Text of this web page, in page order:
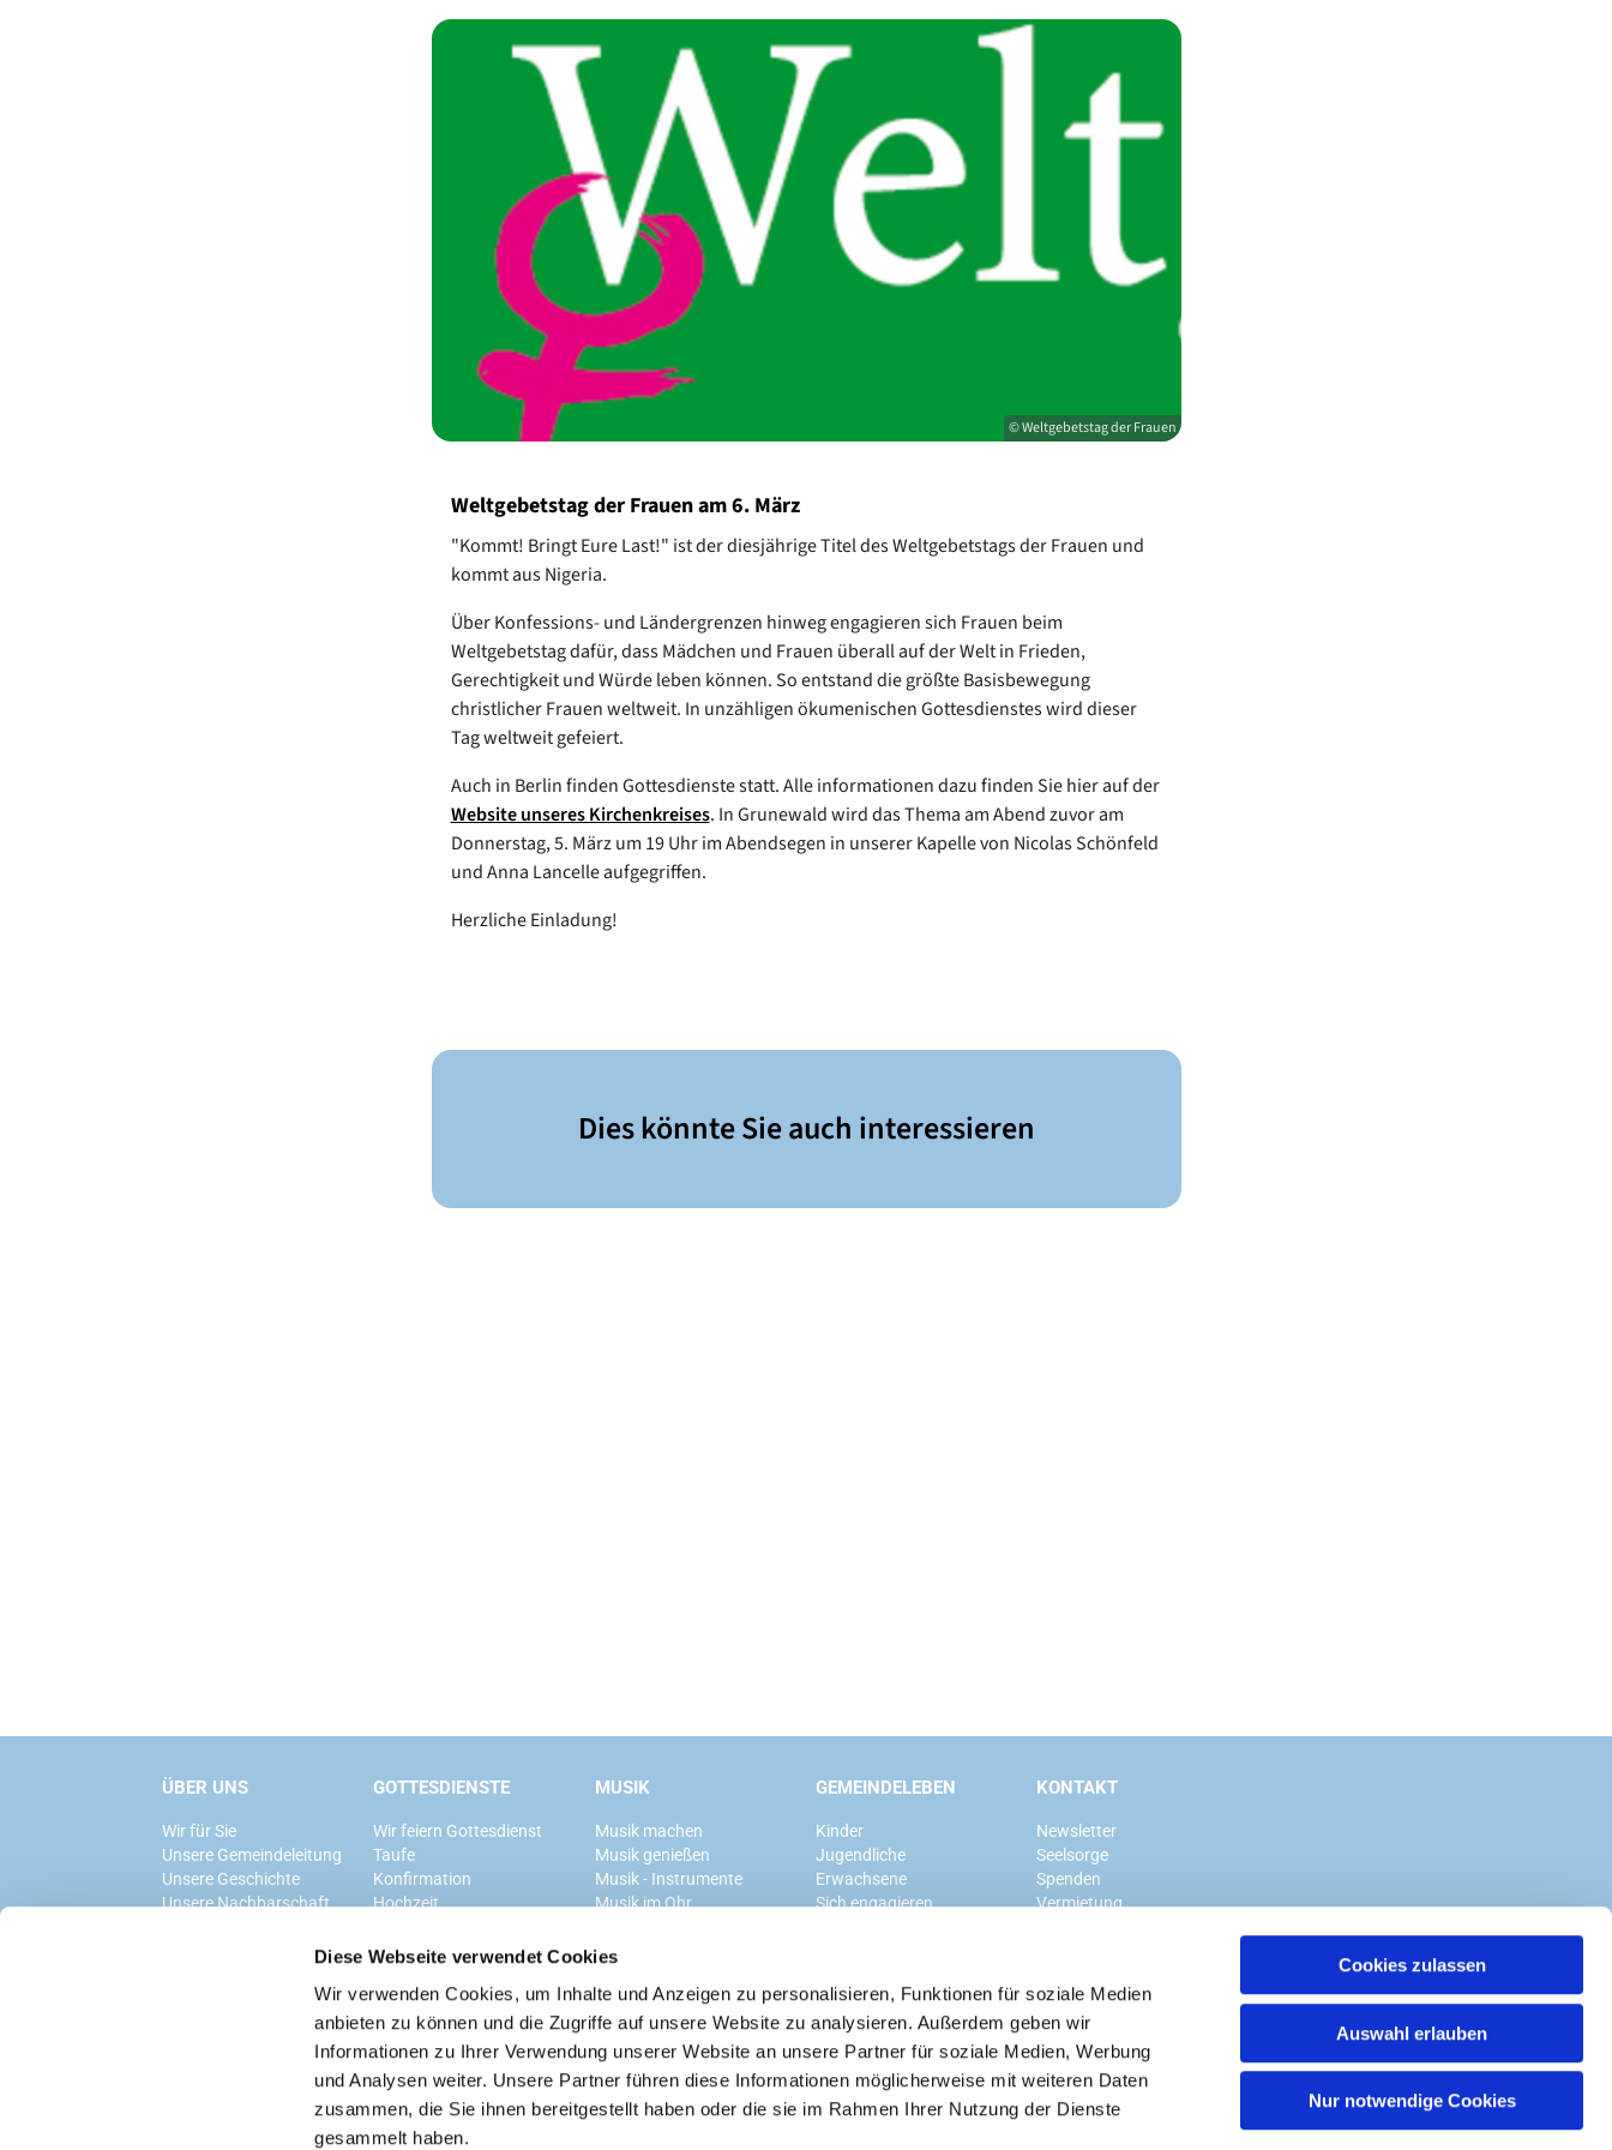
Diese Webseite verwendet Cookies
Wir verwenden Cookies, um Inhalte und Anzeigen zu personalisieren, Funktionen für soziale Medien
anbieten zu können und die Zugriffe auf unsere Website zu analysieren. Außerdem geben wir
Informationen zu Ihrer Verwendung unserer Website an unsere Partner für soziale Medien, Werbung
und Analysen weiter. Unsere Partner führen diese Informationen möglicherweise mit weiteren Daten
zusammen, die Sie ihnen bereitgestellt haben oder die sie im Rahmen Ihrer Nutzung der Dienste
gesammelt haben.
Cookies zulassen
Auswahl erlauben
Nur notwendige Cookies
© Weltgebetstag der Frauen
Weltgebetstag der Frauen am 6. März
"Kommt! Bringt Eure Last!" ist der diesjährige Titel des Weltgebetstags der Frauen und
kommt aus Nigeria.
Über Konfessions- und Ländergrenzen hinweg engagieren sich Frauen beim
Weltgebetstag dafür, dass Mädchen und Frauen überall auf der Welt in Frieden,
Gerechtigkeit und Würde leben können. So entstand die größte Basisbewegung
christlicher Frauen weltweit. In unzähligen ökumenischen Gottesdienstes wird dieser
Tag weltweit gefeiert.
Auch in Berlin finden Gottesdienste statt. Alle informationen dazu finden Sie hier auf der
Website unseres Kirchenkreises. In Grunewald wird das Thema am Abend zuvor am
Donnerstag, 5. März um 19 Uhr im Abendsegen in unserer Kapelle von Nicolas Schönfeld
und Anna Lancelle aufgegriffen.
Herzliche Einladung!
Dies könnte Sie auch interessieren
ÜBER UNS
Wir für Sie
Unsere Gemeindeleitung
Unsere Geschichte
Unsere Nachbarschaft
GOTTESDIENSTE
Wir feiern Gottesdienst
Taufe
Konfirmation
Hochzeit
MUSIK
Musik machen
Musik genießen
Musik - Instrumente
Musik im Ohr
GEMEINDELEBEN
Kinder
Jugendliche
Erwachsene
Sich engagieren
KONTAKT
Newsletter
Seelsorge
Spenden
Vermietung
Ev. Kirchengemeinde Grunewald